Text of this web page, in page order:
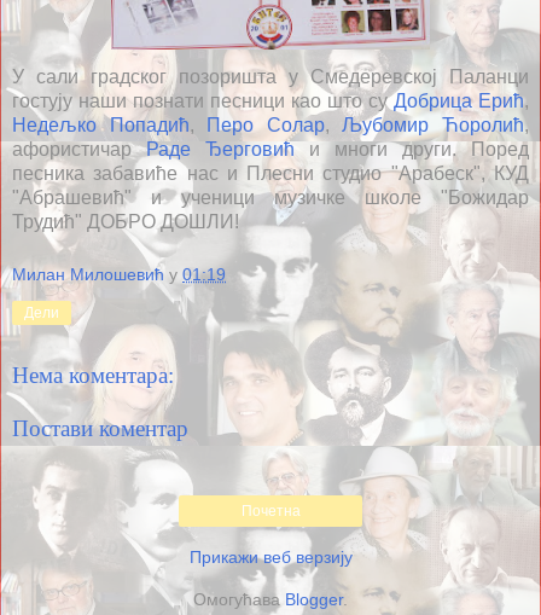
У сали градског позоришта у Смедеревској Паланци
гостују наши познати песници као што суДобрица Ерић,
Недељко Попадић, Перо Солар,Љубомир Ћоролић,
афористичарРаде Ђерговић и многи други. Поред
песника забавиће нас и Плесни студио "Арабеск", КУД
"Абрашевић" и ученици музичке школе "Божидар
Трудић" ДОБРО ДОШЛИ!
Милан Милошевић у 01:19
Дели
Нема коментара:
Постави коментар
Почетна
Прикажи веб верзију
Омогућава Blogger.